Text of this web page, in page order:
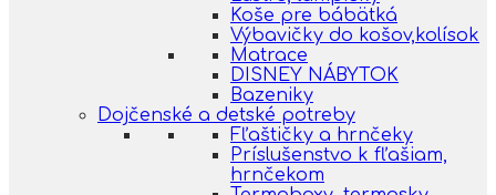
Koše pre bábätká
Výbavičky do košov,kolísok
Matrace
DISNEY NÁBYTOK
Bazeniky
Dojčenské a detské potreby
Fľaštičky a hrnčeky
Príslušenstvo k fľašiam,
hrnčekom